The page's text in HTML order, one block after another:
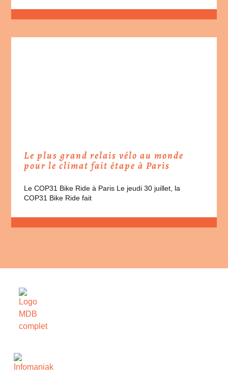
Le plus grand relais vélo au monde
pour le climat fait étape à Paris
Le COP31 Bike Ride à Paris Le jeudi 30 juillet, la
COP31 Bike Ride fait